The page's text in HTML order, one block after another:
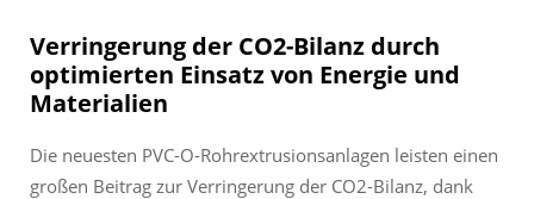
Verringerung der CO2-Bilanz durch
optimierten Einsatz von Energie und
Materialien
Die neuesten PVC-O-Rohrextrusionsanlagen leisten einen
großen Beitrag zur Verringerung der CO2-Bilanz, dank